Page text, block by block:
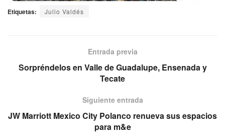
Etiquetas: Julio Valdés
Entrada previa
Sorpréndelos en Valle de Guadalupe, Ensenada y
Tecate
Siguiente entrada
JW Marriott Mexico City Polanco renueva sus espacios
para m&e